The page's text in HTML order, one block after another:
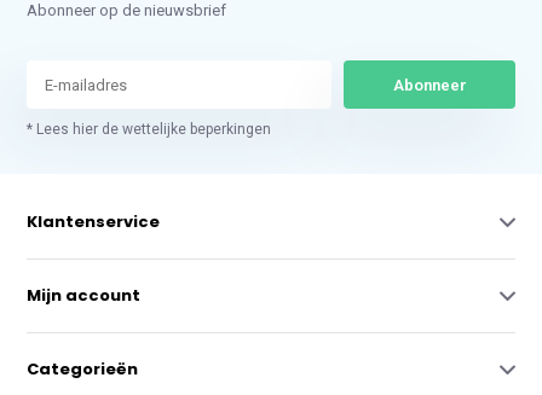
Abonneer op de nieuwsbrief
Abonneer
* Lees hier de wettelijke beperkingen
Klantenservice
Mijn account
Categorieën